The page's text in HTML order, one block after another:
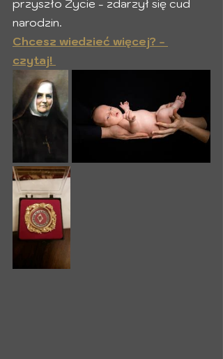
przyszło Życie - zdarzył się cud
narodzin.
Chcesz wiedzieć więcej? -
czytaj!